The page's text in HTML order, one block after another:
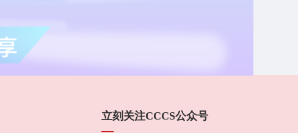
立刻关注CCCS公众号
—